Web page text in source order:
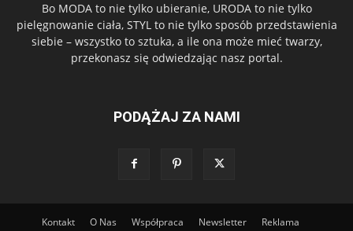
Bo MODA to nie tylko ubieranie, URODA to nie tylko
pielęgnowanie ciała, STYL to nie tylko sposób przedstawienia
siebie – wszystko to sztuka, a ile ona może mieć twarzy,
przekonasz się odwiedzając nasz portal.
PODĄŻAJ ZA NAMI
Kontakt O Nas Współpraca Newsletter
Reklama